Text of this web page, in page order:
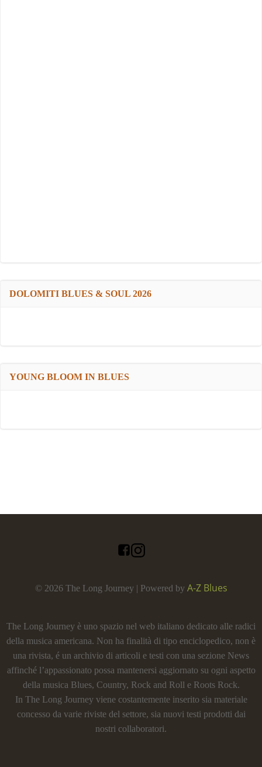
DOLOMITI BLUES & SOUL 2026
YOUNG BLOOM IN BLUES
© 2026 The Long Journey | Powered by A-Z Blues
The Long Journey è uno spazio nel web italiano dedicato alle radici
della musica americana. Non ha finalità di tipo enciclopedico, non è
una rivista, é un archivio di articoli e testi con una sezione News
affinché l’appassionato possa mantenersi aggiornato su ogni aspetto
della musica Blues, Country, Rock and Roll e Roots Rock.
In The Long Journey viene costantemente inserito sia materiale
concesso da varie riviste del settore, sia nuovi testi prodotti dai
nostri collaboratori.